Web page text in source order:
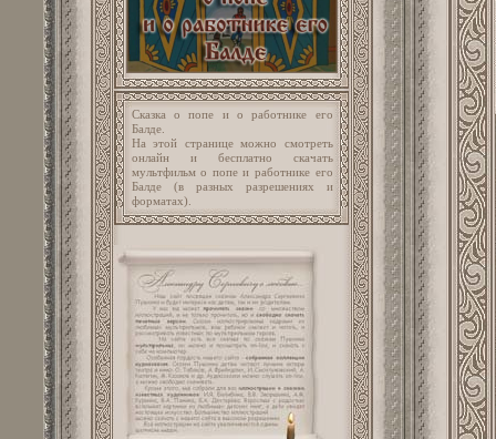
Сказка о попе и о работнике его
Балде.
На этой странице можно смотреть
онлайн и бесплатно скачать
мультфильм о попе и работнике его
Балде (в разных разрешениях и
форматах).